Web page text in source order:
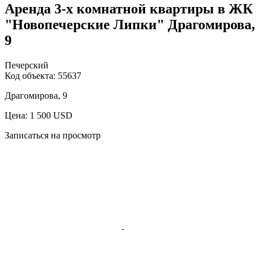
Аренда 3-х комнатной квартиры в ЖК
"Новопечерские Липки" Драгомирова,
9
Печерский
Код объекта: 55637
Драгомирова, 9
Цена: 1 500 USD
Записаться на просмотр